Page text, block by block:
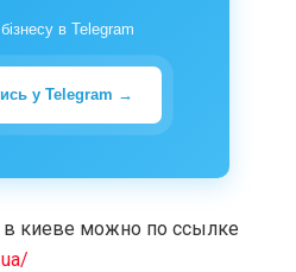
в Telegram
у Telegram →
в киеве можно по ссылке